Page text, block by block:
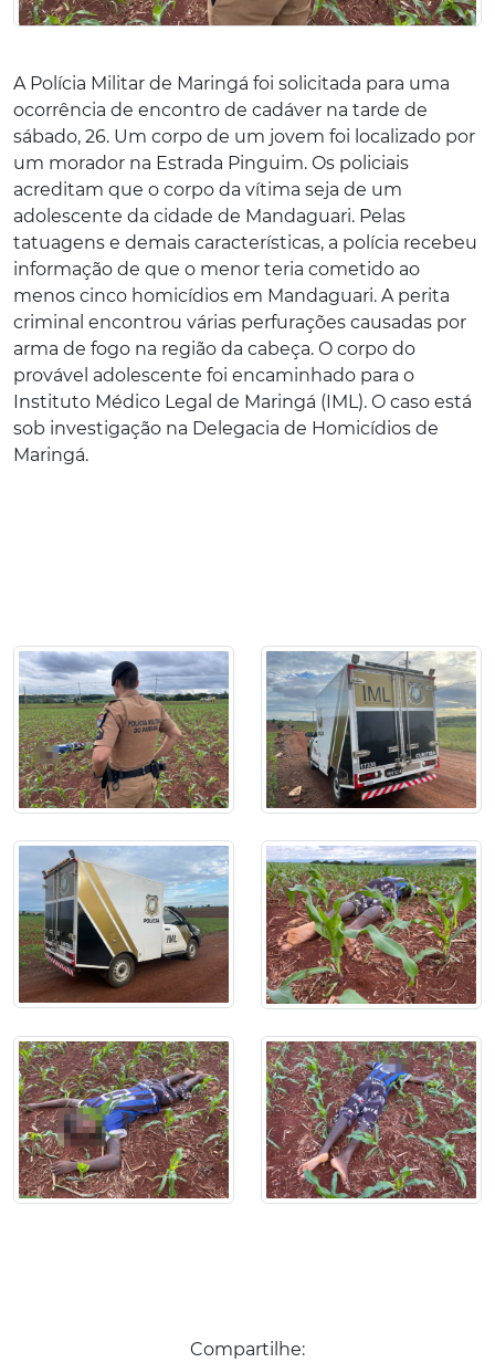
A Polícia Militar de Maringá foi solicitada para uma
ocorrência de encontro de cadáver na tarde de
sábado, 26. Um corpo de um jovem foi localizado por
um morador na Estrada Pinguim. Os policiais
acreditam que o corpo da vítima seja de um
adolescente da cidade de Mandaguari. Pelas
tatuagens e demais características, a polícia recebeu
informação de que o menor teria cometido ao
menos cinco homicídios em Mandaguari. A perita
criminal encontrou várias perfurações causadas por
arma de fogo na região da cabeça. O corpo do
provável adolescente foi encaminhado para o
Instituto Médico Legal de Maringá (IML). O caso está
sob investigação na Delegacia de Homicídios de
Maringá.
Compartilhe: